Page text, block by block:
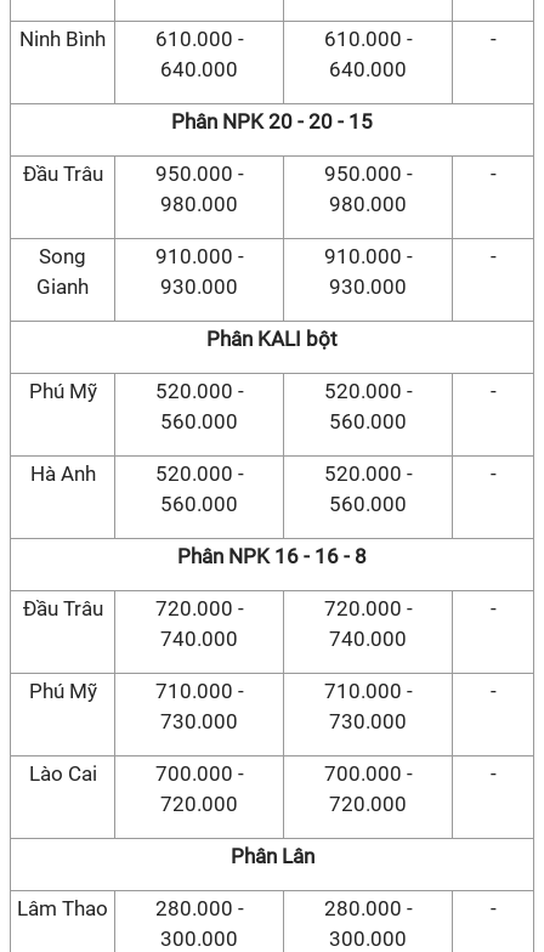
Ninh Bình
610.000 -
640.000
610.000 -
640.000
-
Phân NPK 20 - 20 - 15
Đầu Trâu
950.000 -
980.000
950.000 -
980.000
-
Song
Gianh
910.000 -
930.000
910.000 -
930.000
-
Phân KALI bột
Phú Mỹ
520.000 -
560.000
520.000 -
560.000
-
Hà Anh
520.000 -
560.000
520.000 -
560.000
-
Phân NPK 16 - 16 - 8
Đầu Trâu
720.000 -
740.000
720.000 -
740.000
-
Phú Mỹ
710.000 -
730.000
710.000 -
730.000
-
Lào Cai
700.000 -
720.000
700.000 -
720.000
-
Phân Lân
Lâm Thao
280.000 -
300.000
280.000 -
300.000
-